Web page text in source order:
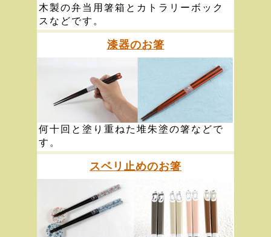
木製の弁当用箸箱とカトラリーボック
スなどです。
漆器のお箸
何十回と塗り重ねた堆朱塗の箸などで
す。
スベリ止めのお箸